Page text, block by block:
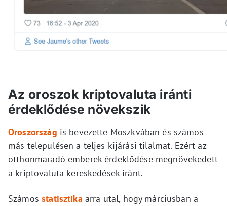
Az oroszok kriptovaluta iránti
érdeklődése növekszik
Oroszország is bevezette Moszkvában és számos
más településen a teljes kijárási tilalmat. Ezért az
otthonmaradó emberek érdeklődése megnövekedett
a kriptovaluta kereskedések iránt.
Számosstatisztika arra utal, hogy márciusban a